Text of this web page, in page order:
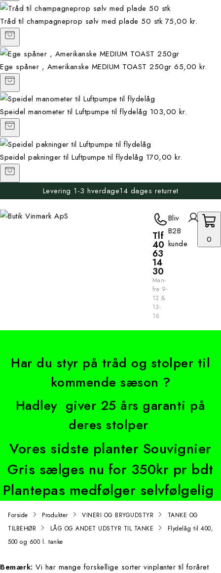
Tråd til champagneprop sølv med plade 50 stk 75,00 kr.
Ege spåner , Amerikanske MEDIUM TOAST 250gr 65,00 kr.
Speidel manometer til Luftpumpe til flydelåg 103,00 kr.
Speidel pakninger til Luftpumpe til flydelåg 170,00 kr.
Levering 1-3 hverdage14 dages returret
Tlf
40
63
14
30
Man-
fre 9-
12 &
13-
16
Bliv
B2B
kunde
0
Har du styr på tråd og stolper til
kommende sæson ?
Hadley giver 25 års garanti på
deres stolper
Vores sidste planter Souvignier
Gris sælges nu for 350kr pr bdt
Plantepas medfølger selvfølgelig
Forside Produkter VINERI OG BRYGUDSTYR
TANKE OG
TILBEHØR
LÅG OG ANDET UDSTYR TIL TANKE
Flydelåg til 400,
500 og 600 l. tanke
Bemærk: Vi har mange forskellige sorter vinplanter til foråret